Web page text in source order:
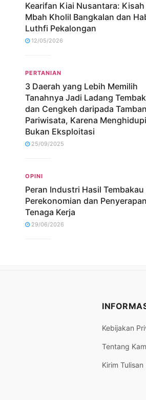
Kearifan Kiai Nusantara:
Mbah Kholil Bangkalan dan
Luthfi Pekalongan
12/05/2026
PERTANIAN
3 Daerah yang Lebih Memilih
Tanahnya Jadi Ladang
dan Cengkeh daripada
Pariwisata, Karena Menghidupi
Bukan Eksploitasi
25/09/2025
OPINI
Peran Industri Hasil Tembakau
Perekonomian dan Penyerapan
Tenaga Kerja
29/06/2026
Kebijakan
Tentang
Kirim Tulisan